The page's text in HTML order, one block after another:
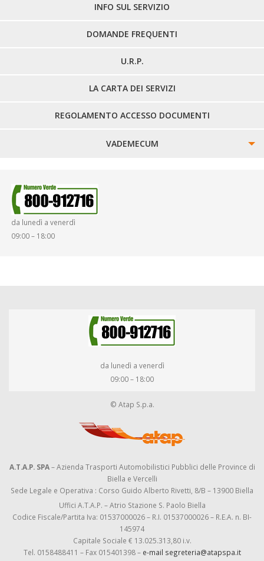
LINEE EXTRAURBANE
INFO SUL SERVIZIO
DOMANDE FREQUENTI
U.R.P.
LA CARTA DEI SERVIZI
REGOLAMENTO ACCESSO DOCUMENTI
VADEMECUM
SMARRIMENTO OGGETTI
da lunedì a venerdì
09:00 – 18:00
da lunedì a venerdì
09:00 – 18:00
© Atap S.p.a.
A.T.A.P. SPA– Azienda Trasporti Automobilistici Pubblici delle Province di
Biella e Vercelli
Sede Legale e Operativa : Corso Guido Alberto Rivetti, 8/B – 13900 Biella
Uffici A.T.A.P. – Atrio Stazione S. Paolo Biella
Codice Fiscale/Partita Iva: 01537000026 – R.I. 01537000026 – R.E.A. n. BI-
145974
Capitale Sociale € 13.025.313,80 i.v.
Tel. 0158488411 – Fax 015401398 – e-mail segreteria@atapspa.it